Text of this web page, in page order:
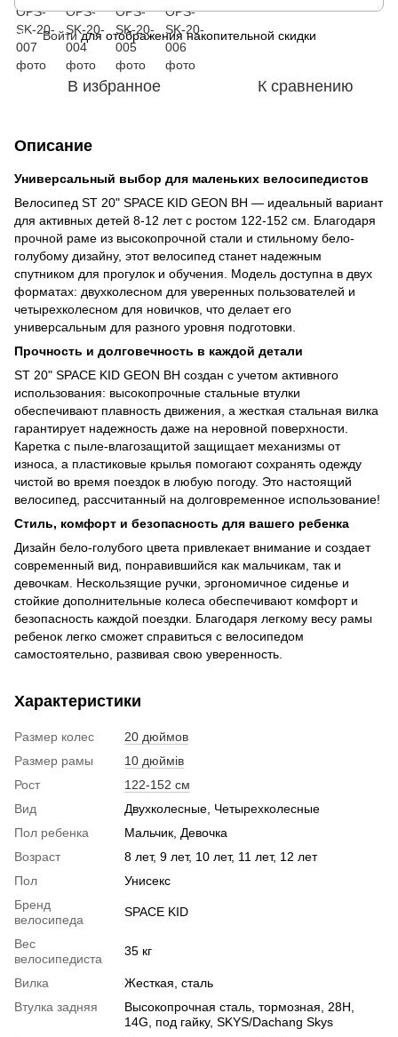
% Войтидля отображения накопительной скидки
В избранное К сравнению
Описание
Универсальный выбор для маленьких велосипедистов
Велосипед ST 20" SPACE KID GEON BH — идеальный вариант
для активных детей 8-12 лет с ростом 122-152 см. Благодаря
прочной раме из высокопрочной стали и стильному бело-
голубому дизайну, этот велосипед станет надежным
спутником для прогулок и обучения. Модель доступна в двух
форматах: двухколесном для уверенных пользователей и
четырехколесном для новичков, что делает его
универсальным для разного уровня подготовки.
Прочность и долговечность в каждой детали
ST 20" SPACE KID GEON BH создан с учетом активного
использования: высокопрочные стальные втулки
обеспечивают плавность движения, а жесткая стальная вилка
гарантирует надежность даже на неровной поверхности.
Каретка с пыле-влагозащитой защищает механизмы от
износа, а пластиковые крылья помогают сохранять одежду
чистой во время поездок в любую погоду. Это настоящий
велосипед, рассчитанный на долговременное использование!
Стиль, комфорт и безопасность для вашего ребенка
Дизайн бело-голубого цвета привлекает внимание и создает
современный вид, понравившийся как мальчикам, так и
девочкам. Нескользящие ручки, эргономичное сиденье и
стойкие дополнительные колеса обеспечивают комфорт и
безопасность каждой поездки. Благодаря легкому весу рамы
ребенок легко сможет справиться с велосипедом
самостоятельно, развивая свою уверенность.
Характеристики
Размер колес
20 дюймов
Размер рамы
10 дюймів
Рост
122-152 см
Вид
Двухколесные, Четырехколесные
Пол ребенка
Мальчик, Девочка
Возраст
8 лет, 9 лет, 10 лет, 11 лет, 12 лет
Пол
Унисекс
Бренд
велосипеда
SPACE KID
Вес
велосипедиста
35 кг
Вилка
Жесткая, сталь
Втулка задняя
Высокопрочная сталь, тормозная, 28H,
14G, под гайку, SKYS/Dachang Skys